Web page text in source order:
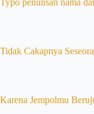
Typo penulisan nama
Tidak Cakapnya
Karena Jempolmu